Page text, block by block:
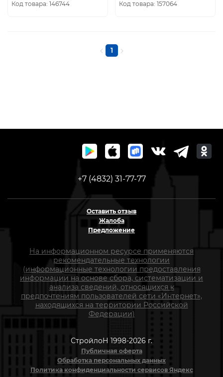
Код товара: 146744 Код товара: 157064
1
+7 (4832) 31-77-77
Оставить отзыв
Жалоба
Предложение
На информационном ресурсе применяются
рекомендательные технологии
(информационные технологии предоставления
информации на основе сбора, систематизации и
анализа сведений, относящихся к
предпочтениям пользователей сети «Интернет»,
находящихся на территории Российской
Федерации)
СтройлоН 1998-2026 г.
Публичная оферта
Обработка персональных данных
Политика конфиденциальности сервисов Яндекс